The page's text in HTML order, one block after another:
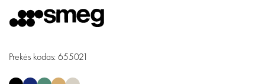
Prekės kodas: 655021